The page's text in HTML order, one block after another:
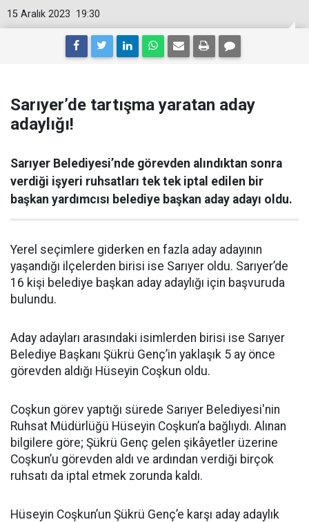
19:30
15 Aralık 2023
Sarıyer’de tartışma yaratan aday
adaylığı!
Sarıyer Belediyesi’nde görevden alındıktan sonra
verdiği işyeri ruhsatları tek tek iptal edilen bir
başkan yardımcısı belediye başkan aday adayı oldu.
Yerel seçimlere giderken en fazla aday adayının
yaşandığı ilçelerden birisi ise Sarıyer oldu. Sarıyer’de
16 kişi belediye başkan aday adaylığı için başvuruda
bulundu.
Aday adayları arasındaki isimlerden birisi ise Sarıyer
Belediye Başkanı Şükrü Genç’in yaklaşık 5 ay önce
görevden aldığı Hüseyin Coşkun oldu.
Coşkun görev yaptığı sürede Sarıyer Belediyesi'nin
Ruhsat Müdürlüğü Hüseyin Coşkun’a bağlıydı. Alınan
bilgilere göre; Şükrü Genç gelen şikâyetler üzerine
Coşkun’u görevden aldı ve ardından verdiği birçok
ruhsatı da iptal etmek zorunda kaldı.
Hüseyin Coşkun’un Şükrü Genç’e karşı aday adaylık